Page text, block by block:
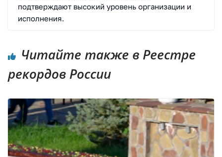
подтверждают высокий уровень организации и
исполнения.
Читайте также в Реестре
рекордов России